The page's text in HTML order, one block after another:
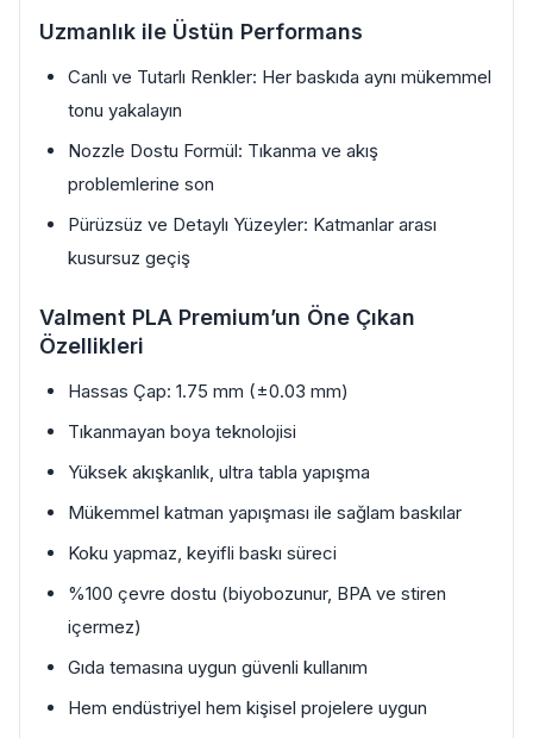
Uzmanlık ile Üstün Performans
Canlı ve Tutarlı Renkler: Her baskıda aynı mükemmel
tonu yakalayın
Nozzle Dostu Formül: Tıkanma ve akış
problemlerine son
Pürüzsüz ve Detaylı Yüzeyler: Katmanlar arası
kusursuz geçiş
Valment PLA Premium’un Öne Çıkan
Özellikleri
Hassas Çap: 1.75 mm (±0.03 mm)
Tıkanmayan boya teknolojisi
Yüksek akışkanlık, ultra tabla yapışma
Mükemmel katman yapışması ile sağlam baskılar
Koku yapmaz, keyifli baskı süreci
%100 çevre dostu (biyobozunur, BPA ve stiren
içermez)
Gıda temasına uygun güvenli kullanım
Hem endüstriyel hem kişisel projelere uygun